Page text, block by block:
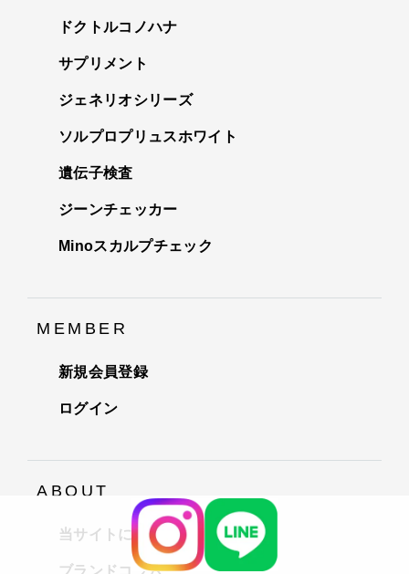
ドクトルコノハナ
サプリメント
ジェネリオシリーズ
ソルプロプリュスホワイト
遺伝子検査
ジーンチェッカー
Minoスカルプチェック
MEMBER
新規会員登録
ログイン
ABOUT
当サイトについて